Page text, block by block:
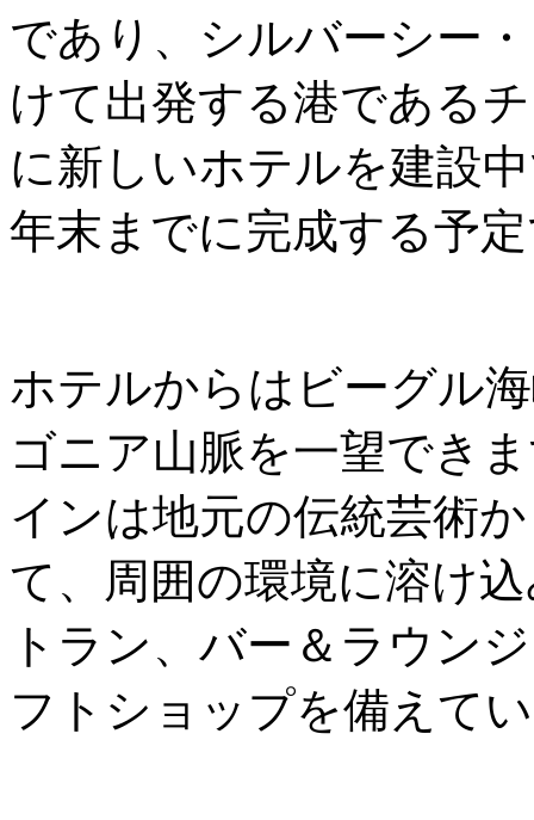
であり、シルバーシー
けて出発する港である
に新しいホテルを建設
年末までに完成する予
ホテルからはビーグル
ゴニア山脈を一望でき
インは地元の伝統芸術
て、周囲の環境に溶け
トラン、バー＆ラウン
フトショップを備えて